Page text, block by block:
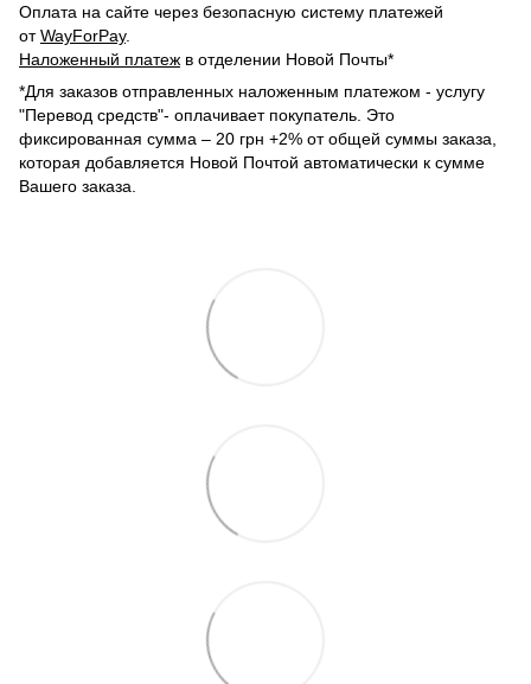
Оплата на сайте через безопасную систему платежей
отWayForPay.
Наложенный платеж в отделении Новой Почты*
*Для заказов отправленных наложенным платежом - услугу
"Перевод средств"- оплачивает покупатель. Это
фиксированная сумма – 20 грн +2% от общей суммы заказа,
которая добавляется Новой Почтой автоматически к сумме
Вашего заказа.